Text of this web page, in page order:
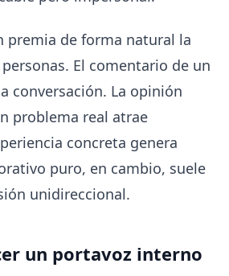
premia de forma natural la
El comentario de un
conversación. La opinión
problema real atrae
concreta genera
puro, en cambio, suele
unidireccional.
un portavoz interno